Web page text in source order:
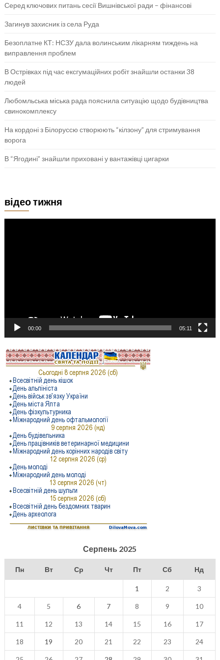
Серед ключових питань сесії Вишнівської ради – фінансові
Загинув захисник із села Руда
Безоплатне КТ: НСЗУ дала волинським лікарням тиждень на
виправлення проблем
В Острівках під час ексгумаційних робіт знайшли останки 38
людей
Любомльська міська рада пояснила ситуацію щодо будівництва
свинокомплексу
На кордоні з Білоруссю створюють “кілзону” для стримування
ворога
В “Ягодині” знайшли приховані у вантажівці цигарки
відео тижня
00:00 05:11
Серпень 2025
Пн Вт Ср Чт Пт Сб Нд
1 2 3
4 5 6 7 8 9 10
11 12 13 14 15 16 17
18 19 20 21 22 23 24